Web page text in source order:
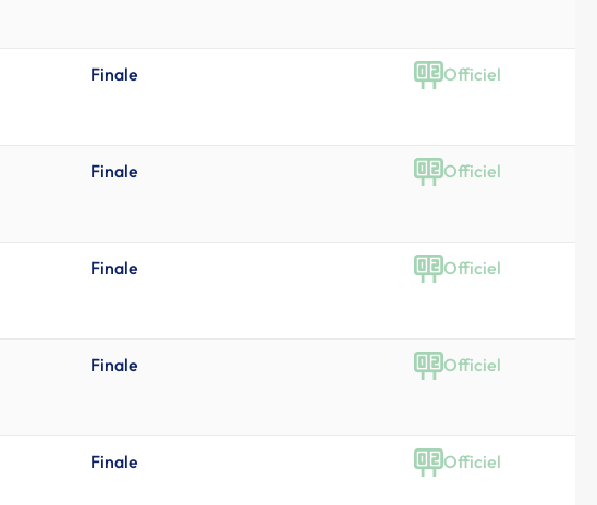
Finale Officiel
Finale Officiel
Finale Officiel
Finale Officiel
Finale Officiel